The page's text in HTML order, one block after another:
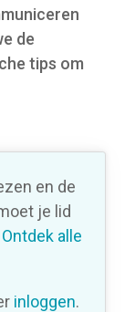
de
tips om
en de
je lid
Ontdek alle
inloggen.